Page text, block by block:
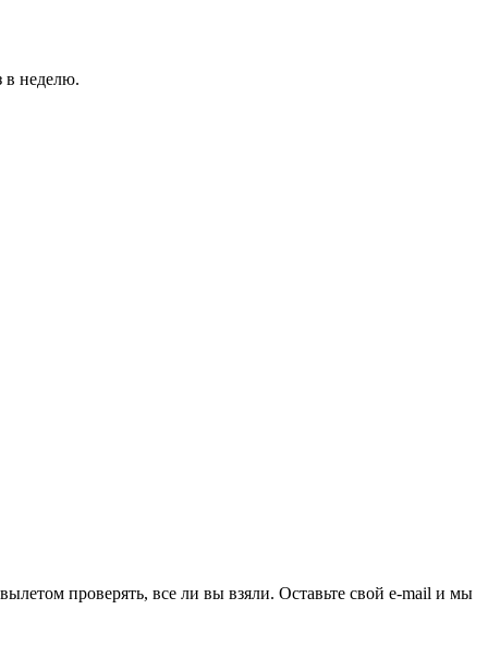
в неделю.
проверять, все ли вы взяли. Оставьте свой e-mail и мы